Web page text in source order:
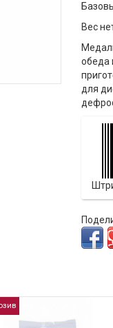
Вес
обеда
для